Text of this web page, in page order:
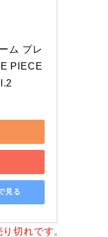
ム プレ
PIECE
見る
切れです。